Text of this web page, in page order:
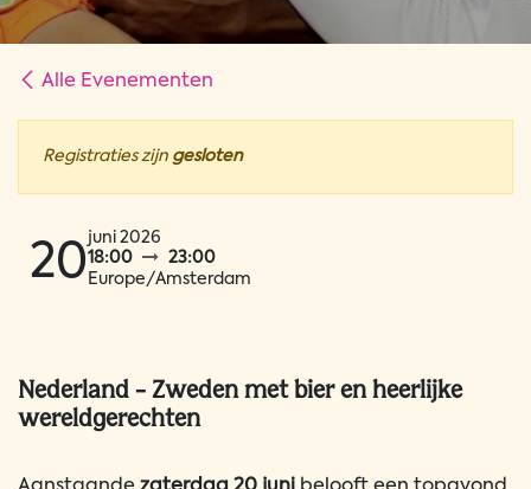
Alle Evenementen
Registraties zijn gesloten
20
juni 2026
18:00
23:00
Europe/Amsterdam
Nederland - Zweden met bier en heerlijke
wereldgerechten